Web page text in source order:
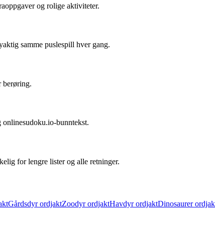
og rolige aktiviteter.
samme puslespill hver gang.
berøring.
onlinesudoku.io-bunntekst.
for lengre lister og alle retninger.
Gårdsdyr ordjaktZoodyr ordjaktHavdyr ordjaktDinosaurer